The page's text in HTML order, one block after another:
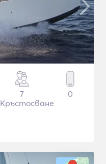
7
Кръстосване
0